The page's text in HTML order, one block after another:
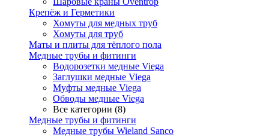
Крепёж и Герметики
Хомуты для медных труб
Хомуты для труб
Маты и плиты для тёплого пола
Медные трубы и фитинги
Водорозетки медные Viega
Заглушки медные Viega
Муфты медные Viega
Обводы медные Viega
Все категории (8)
Медные трубы и фитинги
Медные трубы Wieland Sanco